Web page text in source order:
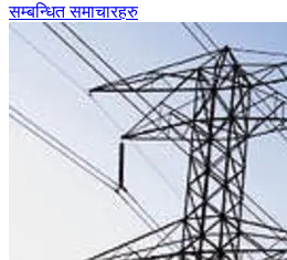
सम्बन्धित समाचारहरु